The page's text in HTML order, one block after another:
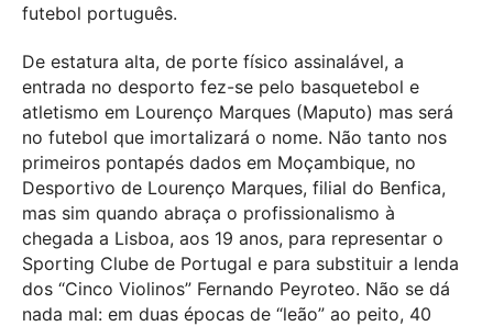
futebol português.
De estatura alta, de porte físico assinalável, a
entrada no desporto fez-se pelo basquetebol e
atletismo em Lourenço Marques (Maputo) mas será
no futebol que imortalizará o nome. Não tanto nos
primeiros pontapés dados em Moçambique, no
Desportivo de Lourenço Marques, filial do Benfica,
mas sim quando abraça o profissionalismo à
chegada a Lisboa, aos 19 anos, para representar o
Sporting Clube de Portugal e para substituir a lenda
dos “Cinco Violinos” Fernando Peyroteo. Não se dá
nada mal: em duas épocas de “leão” ao peito, 40